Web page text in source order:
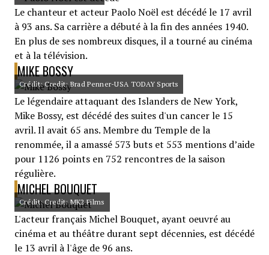
Le chanteur et acteur Paolo Noël est décédé le 17 avril
à 93 ans. Sa carrière a débuté à la fin des années 1940.
En plus de ses nombreux disques, il a tourné au cinéma
et à la télévision.
MIKE BOSSY
Crédit: Credit: Brad Penner-USA TODAY Sports
Le légendaire attaquant des Islanders de New York,
Mike Bossy, est décédé des suites d'un cancer le 15
avril. Il avait 65 ans. Membre du Temple de la
renommée, il a amassé 573 buts et 553 mentions d’aide
pour 1126 points en 752 rencontres de la saison
régulière.
MICHEL BOUQUET
Crédit: Credit: MK2 Films
L'acteur français Michel Bouquet, ayant oeuvré au
cinéma et au théâtre durant sept décennies, est décédé
le 13 avril à l'âge de 96 ans.